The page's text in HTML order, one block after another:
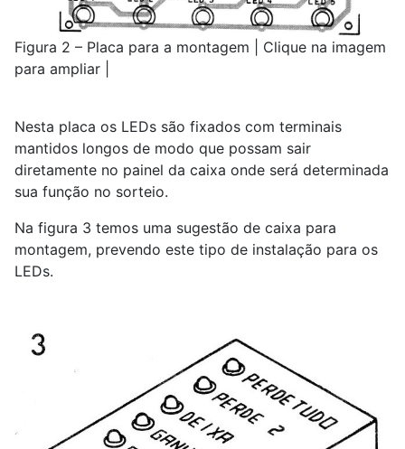
Figura 2 – Placa para a montagem | Clique na imagem
para ampliar |
Nesta placa os LEDs são fixados com terminais
mantidos longos de modo que possam sair
diretamente no painel da caixa onde será determinada
sua função no sorteio.
Na figura 3 temos uma sugestão de caixa para
montagem, prevendo este tipo de instalação para os
LEDs.